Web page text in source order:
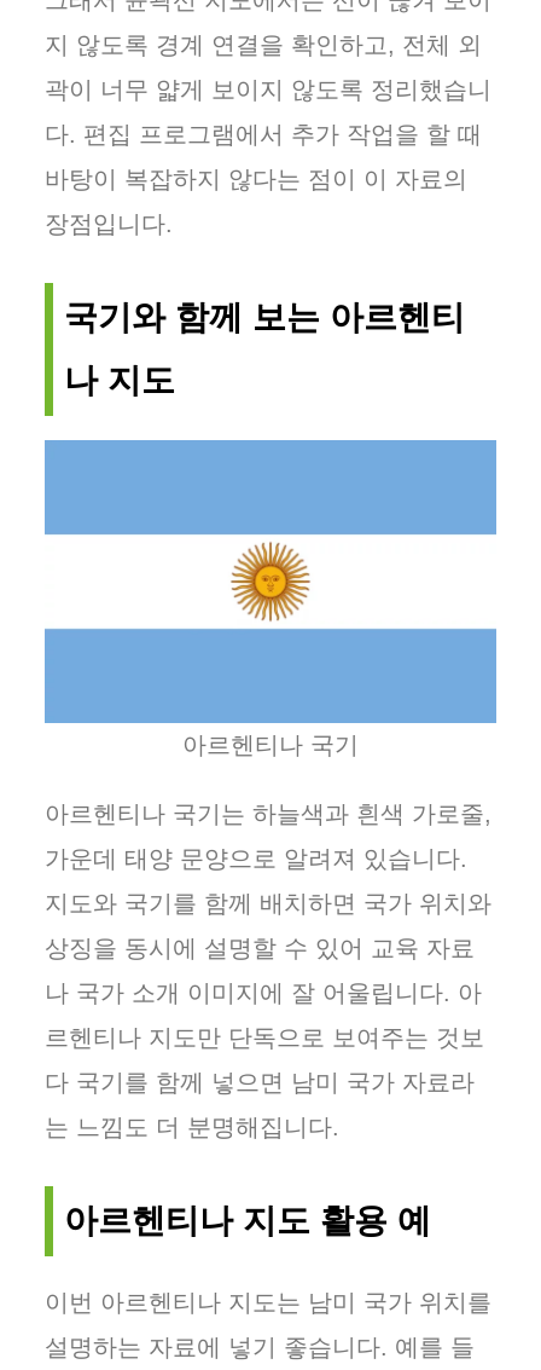
지 않도록 경계 연결을 확인하고, 전체 외
곽이 너무 얇게 보이지 않도록 정리했습니
다. 편집 프로그램에서 추가 작업을 할 때
바탕이 복잡하지 않다는 점이 이 자료의
장점입니다.
국기와 함께 보는 아르헨티
나 지도
아르헨티나 국기
아르헨티나 국기는 하늘색과 흰색 가로줄,
가운데 태양 문양으로 알려져 있습니다.
지도와 국기를 함께 배치하면 국가 위치와
상징을 동시에 설명할 수 있어 교육 자료
나 국가 소개 이미지에 잘 어울립니다. 아
르헨티나 지도만 단독으로 보여주는 것보
다 국기를 함께 넣으면 남미 국가 자료라
는 느낌도 더 분명해집니다.
아르헨티나 지도 활용 예
이번 아르헨티나 지도는 남미 국가 위치를
설명하는 자료에 넣기 좋습니다. 예를 들